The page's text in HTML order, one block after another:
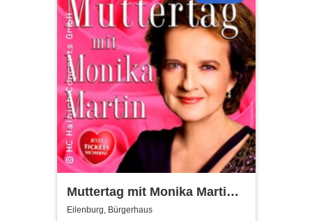
Muttertag mit Monika Martin
2027
Eilenburg, Bürgerhaus